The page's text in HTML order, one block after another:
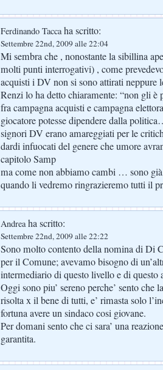
Ferdinando Taccaha scritto:
Settembre 22nd, 2009 alle 22:04
Mi sembra che , nonostante la sibillina
molti punti interrogativi) , come
acquisti i DV non si sono attirati neppure
Renzi lo ha detto chiaramente: “non gli è
fra campagna acquisti e campagna
giocatore potesse dipendere dalla
signori DV erano amareggiati per le
dardi infuocati del genere che umore
capitolo Samp
ma come non abbiamo cambi … sono
quando li vedremo ringrazieremo tutti il
Andreaha scritto:
Settembre 22nd, 2009 alle 22:22
Sono molto contento della nomina di Di
per il Comune; avevamo bisogno di
intermediario di questo livello e di questo
Oggi sono piu’ sereno perche’ sento che
risolta x il bene di tutti, e’ rimasta solo
fortuna avere un sindaco cosi giovane.
Per domani sento che ci sara’ una
garantita.